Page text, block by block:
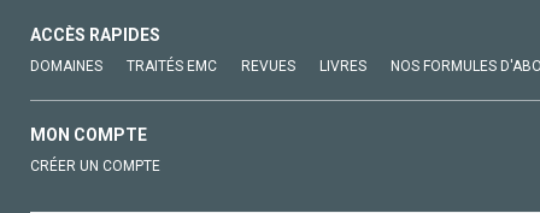
ACCÈS RAPIDES
DOMAINES TRAITÉS EMC REVUES LIVRES NOS FORMULES
MON COMPTE
CRÉER UN COMPTE